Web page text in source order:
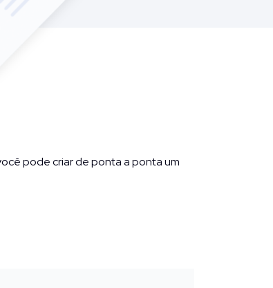
pode criar de ponta a ponta um